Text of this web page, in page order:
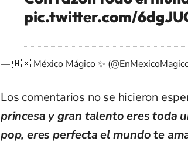
pic.twitter.com/
— 🇲🇽 México Mágico ✨
Los comentarios no se hicieron
princesa y gran talento eres toda
pop, eres perfecta el mundo te